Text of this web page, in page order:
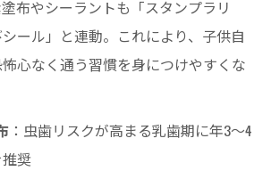
布やシーラントも「スタンプラリ
ール」と連動。これにより、子供自
心なく通う習慣を身につけやすくな
：虫歯リスクが高まる乳歯期に年3～4
奨